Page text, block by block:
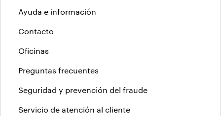
Ayuda e información
Contacto
Oficinas
Preguntas frecuentes
Seguridad y prevención del fraude
Servicio de atención al cliente